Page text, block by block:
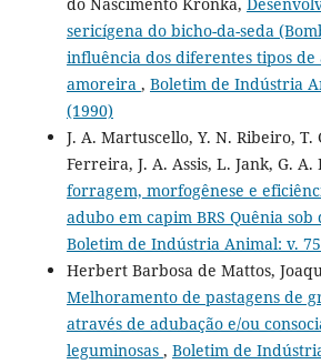
sericígena do bicho-da-seda
influência dos diferentes tipos de
amoreira , Boletim de Indústria
(1990)
J. A. Martuscello, Y. N. Ribeiro, T.
Ferreira, J. A. Assis, L. Jank, G. A.
forragem, morfogênese e
adubo em capim BRS Quênia
Boletim de Indústria Animal: v.
Herbert Barbosa de Mattos,
Melhoramento de pastagens de
através de adubação e/ou
leguminosas , Boletim de